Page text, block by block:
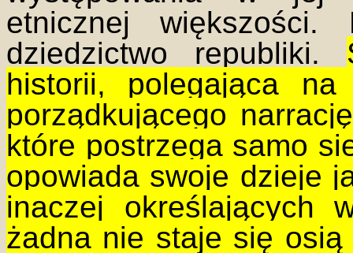
etnicznej
dziedzictwo republiki.
historii, polegająca
porządkującego
które postrzega samo
opowiada swoje dzieje
inaczej określających
żadna nie staje się osią